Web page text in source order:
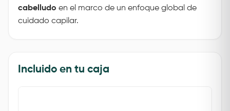
cabelludo en el marco de un enfoque global de
cuidado capilar.
Incluido en tu caja